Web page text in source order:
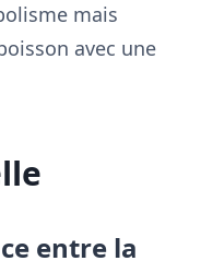
mais
avec une
entre la